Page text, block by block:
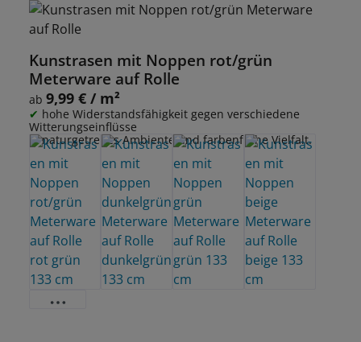
Kunstrasen mit Noppen rot/grün
Meterware auf Rolle
Regulärer Preis:
ab 9,99 € / m²
hohe Widerstandsfähigkeit gegen verschiedene
Witterungseinflüsse
naturgetreues Ambiente und farbenfrohe Vielfalt.